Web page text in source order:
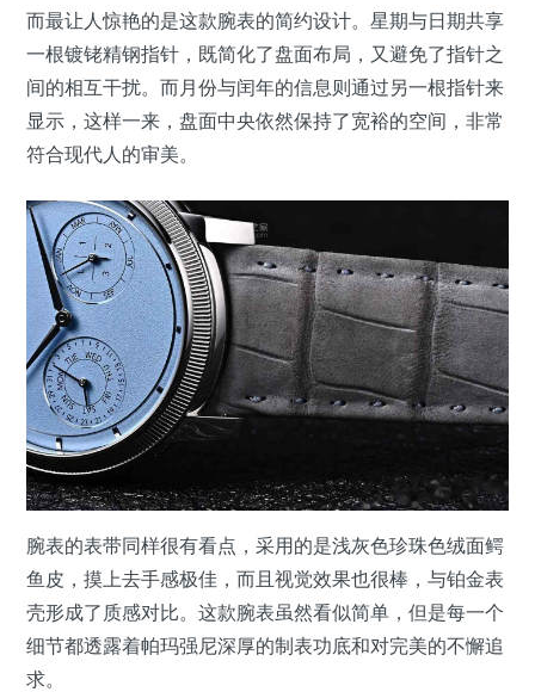
而最让人惊艳的是这款腕表的简约设计。星期与日期共享
一根镀铑精钢指针，既简化了盘面布局，又避免了指针之
间的相互干扰。而月份与闰年的信息则通过另一根指针来
显示，这样一来，盘面中央依然保持了宽裕的空间，非常
符合现代人的审美。
腕表的表带同样很有看点，采用的是浅灰色珍珠色绒面鳄
鱼皮，摸上去手感极佳，而且视觉效果也很棒，与铂金表
壳形成了质感对比。这款腕表虽然看似简单，但是每一个
细节都透露着帕玛强尼深厚的制表功底和对完美的不懈追
求。